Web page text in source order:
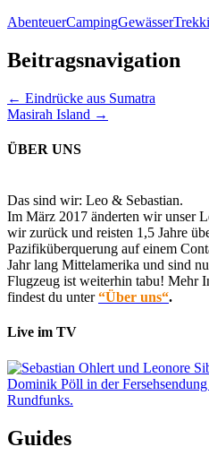
AbenteuerCampingGewässer
Beitragsnavigation
← Eindrücke aus Sumatra
Masirah Island →
ÜBER UNS
Das sind wir: Leo & Sebastian.
Im März 2017 änderten wir unser
wir zurück und reisten 1,5 Jahre
Pazifiküberquerung auf einem
Jahr lang Mittelamerika und sind
Flugzeug ist weiterhin tabu! Mehr
findest du unter“Über uns“.
Live im TV
Guides